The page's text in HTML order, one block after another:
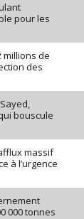
pour les
millions de
des
bouscule
massif
à l’urgence
000 tonnes